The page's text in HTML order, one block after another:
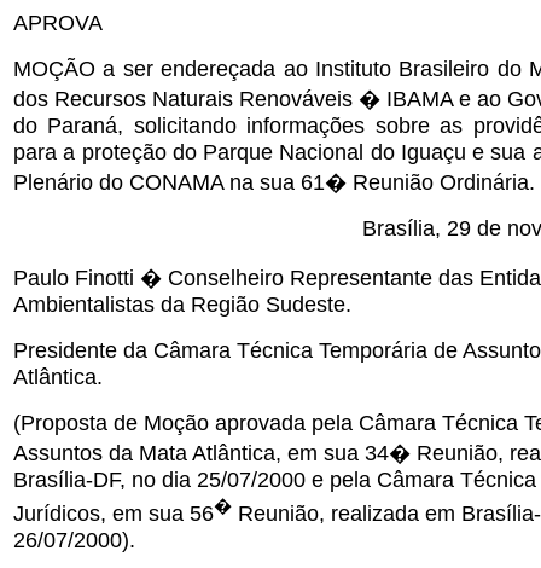
APROVA
MOÇÃO a ser endereçada ao Instituto Brasileiro do
dos Recursos Naturais Renováveis � IBAMA e ao
do Paraná, solicitando informações sobre as
para a proteção do Parque Nacional do Iguaçu e sua
Plenário do CONAMA na sua 61� Reunião Ordinária.
Brasília, 29 de
Paulo Finotti � Conselheiro Representante das
Ambientalistas da Região Sudeste.
Presidente da Câmara Técnica Temporária de
Atlântica.
(Proposta de Moção aprovada pela Câmara Técnica
Assuntos da Mata Atlântica, em sua 34� Reunião,
Brasília-DF, no dia 25/07/2000 e pela Câmara
Jurídicos, em sua 56� Reunião, realizada em
26/07/2000).